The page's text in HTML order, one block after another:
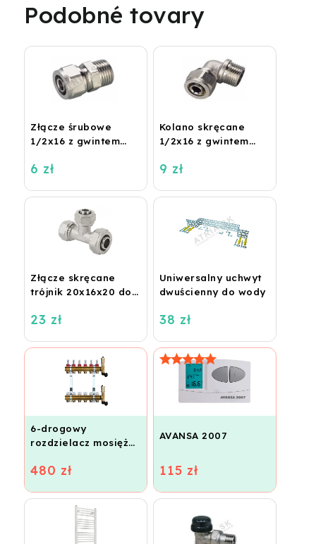
Podobné tovary
Złącze śrubowe
1/2x16 z gwintem
6 zł
Kolano skręcane
1/2x16 z gwintem
9 zł
Złącze skręcane
trójnik 20x16x20 do
aluminium
23 zł
Uniwersalny uchwyt
dwuścienny do wody
38 zł
6-drogowy
rozdzielacz mosiężny
podłogowego
480 zł
AVANSA 2007
115 zł